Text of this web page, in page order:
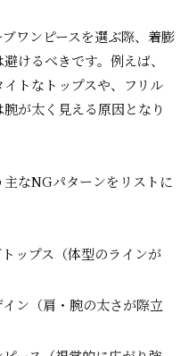
ワンピースを選ぶ際、着膨
けるべきです。例えば、
トなトップスや、フリル
が太く見える原因となり
なNGパターンをリストに
ップス（体型のラインが
ン（肩・腕の太さが際立